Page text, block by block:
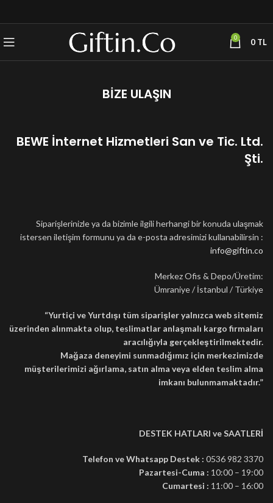
0 0 TL
BİZE ULAŞIN
BEWE İnternet Hizmetleri San ve Tic. Ltd.
Şti.
Siparişlerinizle ya da bizimle ilgili herhangi bir konuda ulaşmak
istersen iletişim formunu ya da e-posta adresimizi kullanabilirsin :
info@giftin.co
Merkez Ofis & Depo/Üretim:
Ümraniye / İstanbul / Türkiye
“Yurtiçi ve Yurtdışı tüm siparişler yalnızca web sitemiz
üzerinden alınmakta olup, teslimatlar anlaşmalı kargo firmaları
aracılığıyla gerçekleştirilmektedir.
Mağaza deneyimi sunmadığımız için merkezimizde
müşterilerimizi ağırlama, satın alma veya elden teslim alma
imkanı bulunmamaktadır.”
DESTEK HATLARI ve SAATLERİ
Telefon ve Whatsapp Destek : 0536 982 3370
Pazartesi-Cuma : 10:00 – 19:00
Cumartesi : 11:00 – 16:00